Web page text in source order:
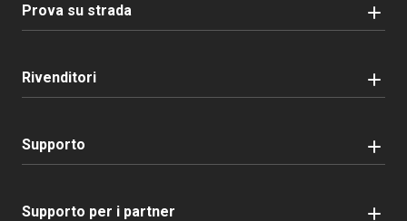
Prova su strada
Rivenditori
Supporto
Supporto per i partner